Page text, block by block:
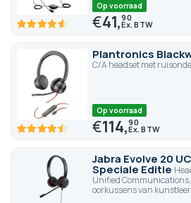
92 100
Op voorraad
€41,90
Plantronics
C/A headset met
90 100
Op voorraad
€114,90
Jabra Evolve 20
Speciale Editie
Unified
oorkussens van kunstleer